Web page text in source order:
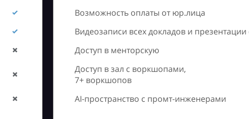
Возможность оплаты от юр.лица
Видеозаписи всех докладов и
Доступ в менторскую
Доступ в зал с воркшопами,
7+ воркшопов
AI-пространство с промт-инженерами